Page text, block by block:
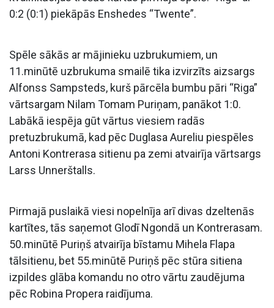
0:2 (0:1) piekāpās Enshedes “Twente”.
Spēle sākās ar mājinieku uzbrukumiem, un
11.minūtē uzbrukuma smailē tika izvirzīts aizsargs
Alfonss Sampsteds, kurš pārcēla bumbu pāri “Riga”
vārtsargam Nilam Tomam Puriņam, panākot 1:0.
Labākā iespēja gūt vārtus viesiem radās
pretuzbrukumā, kad pēc Duglasa Aureliu piespēles
Antoni Kontrerasa sitienu pa zemi atvairīja vārtsargs
Larss Unnerštalls.
Pirmajā puslaikā viesi nopelnīja arī divas dzeltenās
kartītes, tās saņemot Glodī Ngondā un Kontrerasam.
50.minūtē Puriņš atvairīja bīstamu Mihela Flapa
tālsitienu, bet 55.minūtē Puriņš pēc stūra sitiena
izpildes glāba komandu no otro vārtu zaudējuma
pēc Robina Propera raidījuma.